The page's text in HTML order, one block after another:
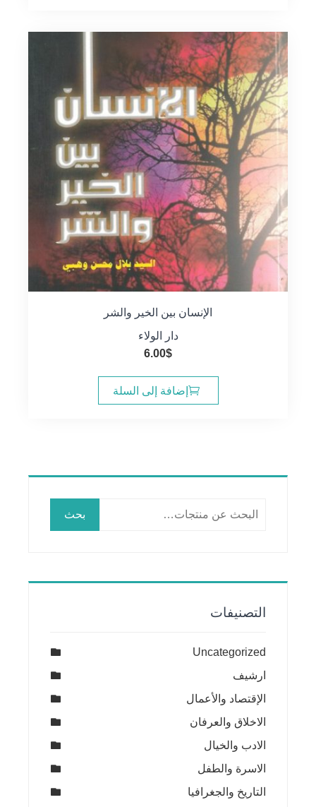
الإنسان بين الخير والشر
دار الولاء
6.00$
إضافة إلى السلة
بحث
التصنيفات
Uncategorized
ارشيف
الإقتصاد والأعمال
الاخلاق والعرفان
الادب والخيال
الاسرة والطفل
التاريخ والجغرافيا